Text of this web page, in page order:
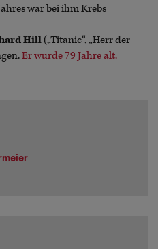
war bei ihm Krebs
Hill(„Titanic“, „Herr der
Er wurde 79 Jahre alt.